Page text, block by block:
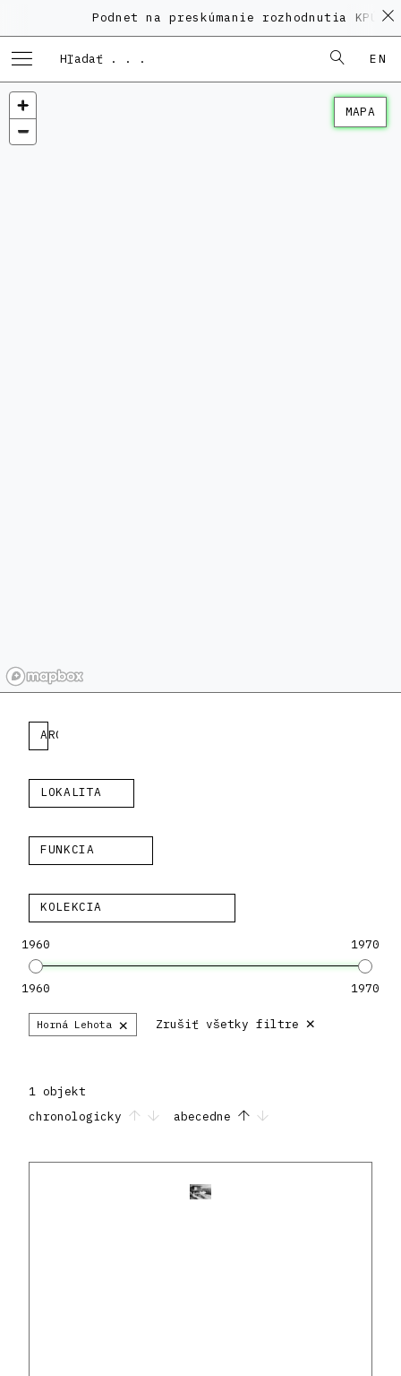
Podnet na preskúmanie rozhodnutia KPÚ
EN
MAPA
ARCHITEKT
LOKALITA
FUNKCIA
KOLEKCIA
1960 1970
1960 1970
Horná Lehota × Zrušiť všetky filtre ×
1 objekt
chronologicky
abecedne